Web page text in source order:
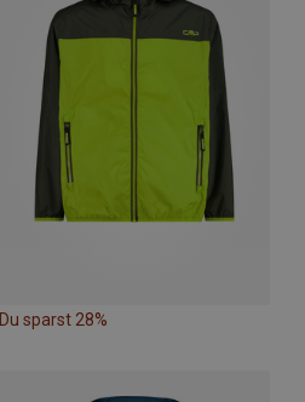
Du sparst 28%